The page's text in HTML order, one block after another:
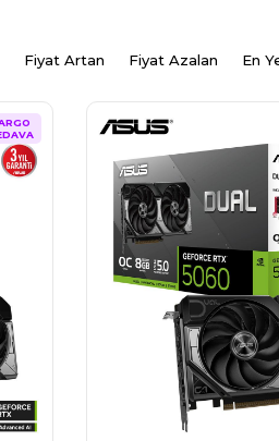
Fiyat Artan Fiyat Azalan En